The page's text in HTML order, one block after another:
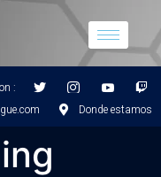
:
Donde estamos